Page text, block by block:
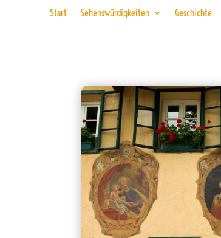
Start Sehenswürdigkeiten Geschichte